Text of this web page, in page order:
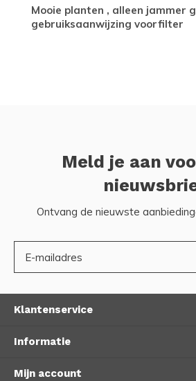
Mooie planten , alleen jammer geen
gebruiksaanwijzing voorfilter
Meld je aan
Ontvang de nieuwste
Klantenservice
Informatie
Mijn account